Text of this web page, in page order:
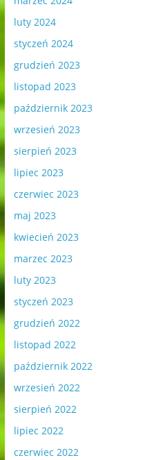
luty 2024
styczeń 2024
grudzień 2023
listopad 2023
październik 2023
wrzesień 2023
sierpień 2023
lipiec 2023
czerwiec 2023
maj 2023
kwiecień 2023
marzec 2023
luty 2023
styczeń 2023
grudzień 2022
listopad 2022
październik 2022
wrzesień 2022
sierpień 2022
lipiec 2022
czerwiec 2022